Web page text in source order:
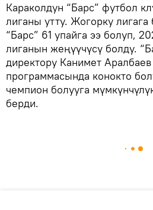
Караколдун “Барс” футбол
лиганы утту. Жогорку
“Барс” 61 упайга ээ болуп,
лиганын жеңүүчүсү болду.
директору Канимет
программасында конокто
чемпион болууга
берди.